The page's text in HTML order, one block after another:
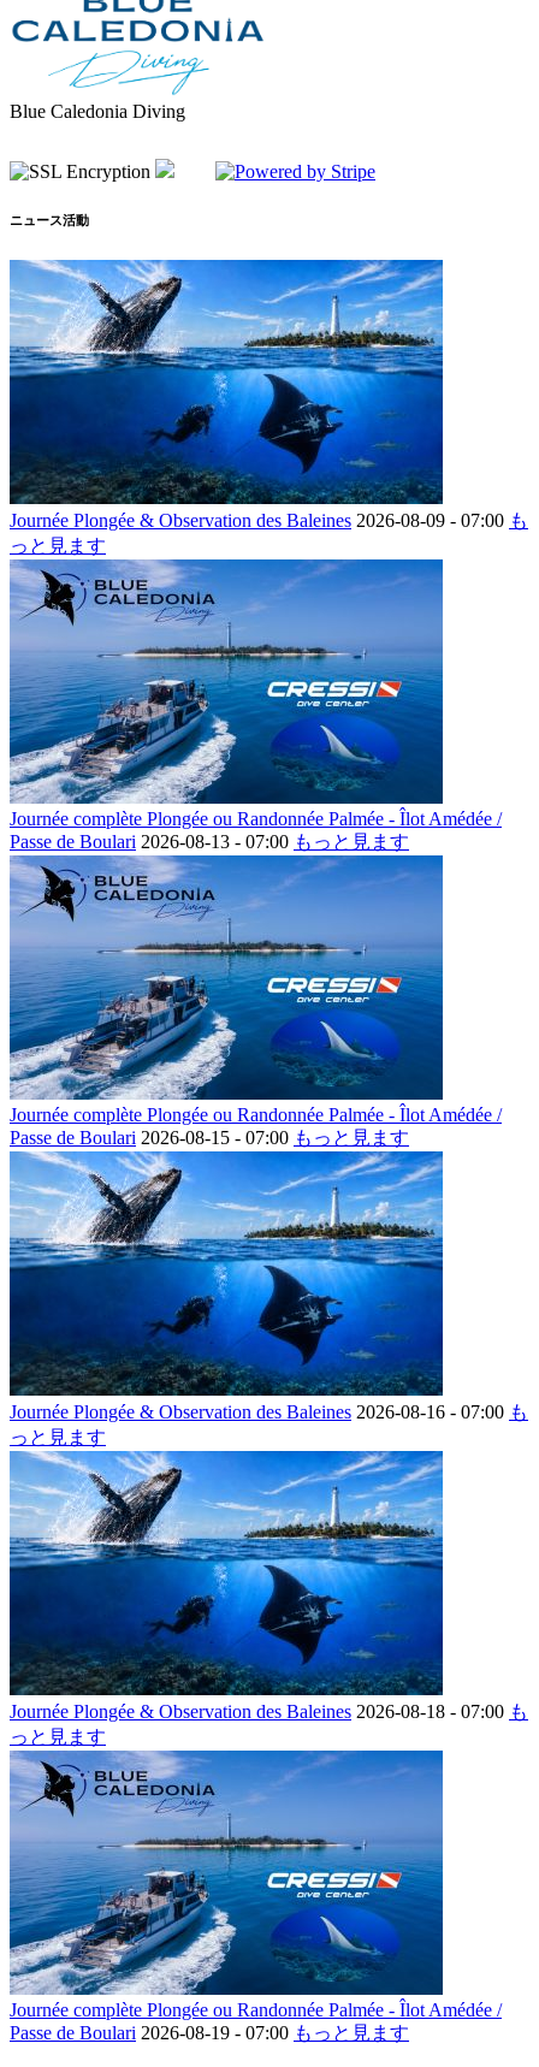
Blue Caledonia Diving
ニュース活動
Journée Plongée & Observation des Baleines 2026-08-09 - 07:00 も
っと見ます
Journée complète Plongée ou Randonnée Palmée - Îlot Amédée /
Passe de Boulari 2026-08-13 - 07:00 もっと見ます
Journée complète Plongée ou Randonnée Palmée - Îlot Amédée /
Passe de Boulari 2026-08-15 - 07:00 もっと見ます
Journée Plongée & Observation des Baleines 2026-08-16 - 07:00 も
っと見ます
Journée Plongée & Observation des Baleines 2026-08-18 - 07:00 も
っと見ます
Journée complète Plongée ou Randonnée Palmée - Îlot Amédée /
Passe de Boulari 2026-08-19 - 07:00 もっと見ます